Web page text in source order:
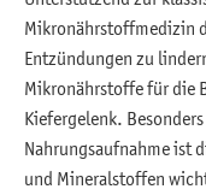
Mikronährstoffmedizin
Entzündungen zu
Mikronährstoffe für die
Kiefergelenk.
Nahrungsaufnahme ist
und Mineralstoffen